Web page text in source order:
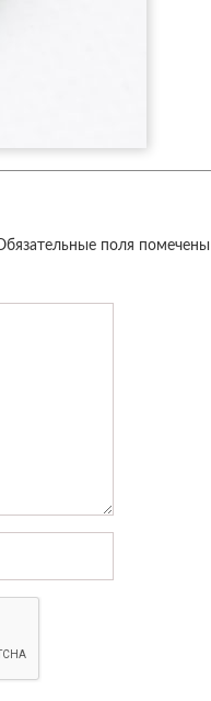
поля помечены